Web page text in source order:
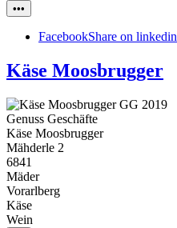
•••
FacebookShare on linkedin
Käse Moosbrugger
Genuss Geschäfte
Käse Moosbrugger
Mähderle 2
6841
Mäder
Vorarlberg
Käse
Wein